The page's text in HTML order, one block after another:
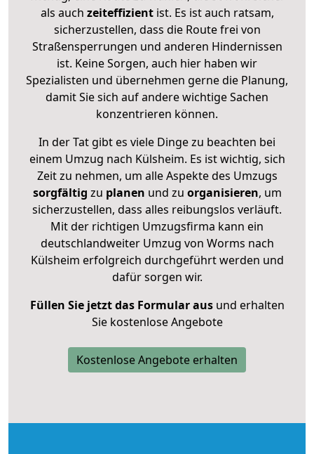
als auch zeiteffizientist. Es ist auch ratsam,
sicherzustellen, dass die Route frei von
Straßensperrungen und anderen Hindernissen
ist. Keine Sorgen, auch hier haben wir
Spezialisten und übernehmen gerne die Planung,
damit Sie sich auf andere wichtige Sachen
konzentrieren können.
In der Tat gibt es viele Dinge zu beachten bei
einem Umzug nach Külsheim. Es ist wichtig, sich
Zeit zu nehmen, um alle Aspekte des Umzugs
sorgfältig zu planen und zu organisieren, um
sicherzustellen, dass alles reibungslos verläuft.
Mit der richtigen Umzugsfirma kann ein
deutschlandweiter Umzug von Worms nach
Külsheim erfolgreich durchgeführt werden und
dafür sorgen wir.
Füllen Sie jetzt das Formular ausund erhalten
Sie kostenlose Angebote
Kostenlose Angebote erhalten